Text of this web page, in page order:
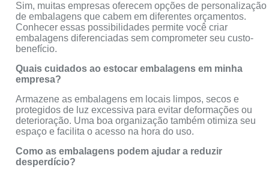
Sim, muitas empresas oferecem opções de personalização
de embalagens que cabem em diferentes orçamentos.
Conhecer essas possibilidades permite você criar
embalagens diferenciadas sem comprometer seu custo-
benefício.
Quais cuidados ao estocar embalagens em minha
empresa?
Armazene as embalagens em locais limpos, secos e
protegidos de luz excessiva para evitar deformações ou
deterioração. Uma boa organização também otimiza seu
espaço e facilita o acesso na hora do uso.
Como as embalagens podem ajudar a reduzir
desperdício?